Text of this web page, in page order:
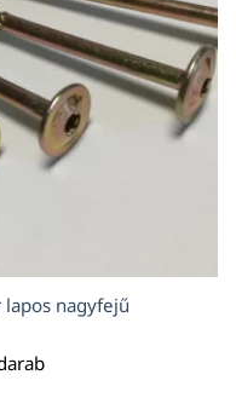
lapos nagyfejű